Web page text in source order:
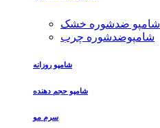
شامپو ضدشوره خشک
شامپوضدشوره چرب
شامپو روزانه
شامپو حجم دهنده
سرم مو